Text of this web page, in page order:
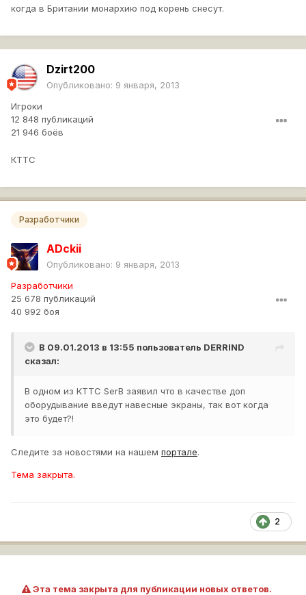
когда в Британии монархию под корень снесут.
Dzirt200
Опубликовано: 9 января, 2013
Игроки
12 848 публикаций
21 946 боёв
КТТС
Разработчики
ADckii
Опубликовано: 9 января, 2013
Разработчики
25 678 публикаций
40 992 боя
В 09.01.2013 в 13:55 пользователь DERRIND
сказал:
В одном из КТТС SerB заявил что в качестве доп
оборудывание введут навесные экраны, так вот когда
это будет?!
Следите за новостями на нашем портале.
Тема закрыта.
2
Эта тема закрыта для публикации новых ответов.